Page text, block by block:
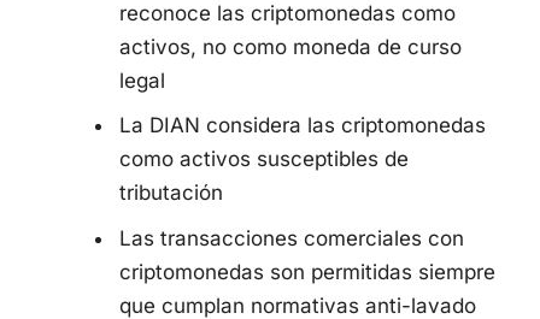
reconoce las criptomonedas como
activos, no como moneda de curso
legal
La DIAN considera las criptomonedas
como activos susceptibles de
tributación
Las transacciones comerciales con
criptomonedas son permitidas siempre
que cumplan normativas anti-lavado